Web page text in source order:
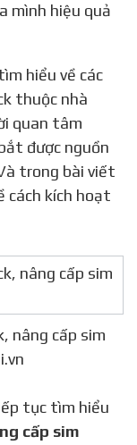
mình hiệu quả
thuộc nhà
quan tâm
được nguồn
trong bài viết
cách kích hoạt
nâng cấp sim
cấp sim